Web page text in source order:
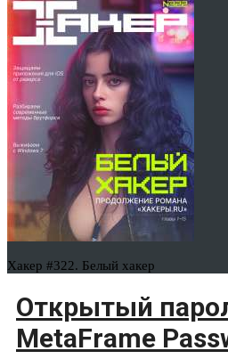
Хакер #322. Белый хакер
Открытый
MetaFrame